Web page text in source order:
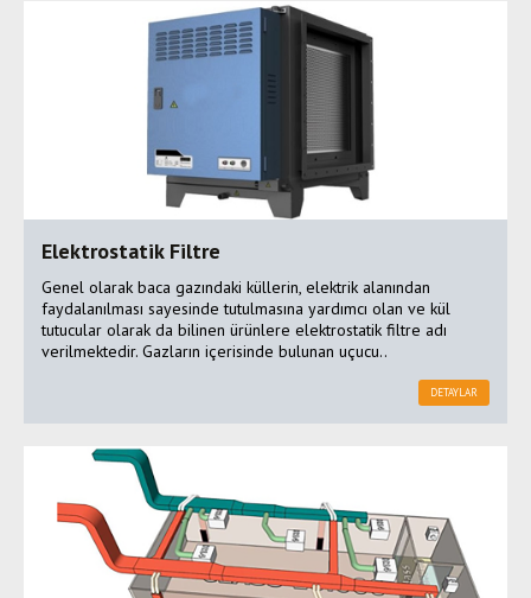
Elektrostatik Filtre
Genel olarak baca gazındaki küllerin, elektrik alanından
faydalanılması sayesinde tutulmasına yardımcı olan ve kül
tutucular olarak da bilinen ürünlere elektrostatik filtre adı
verilmektedir. Gazların içerisinde bulunan uçucu..
DETAYLAR